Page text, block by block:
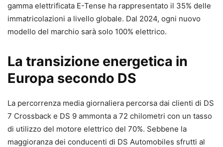
gamma elettrificata E-Tense ha rappresentato il 35% delle
immatricolazioni a livello globale. Dal 2024, ogni nuovo
modello del marchio sarà solo 100% elettrico.
La transizione energetica in
Europa secondo DS
La percorrenza media giornaliera percorsa dai clienti di DS
7 Crossback e DS 9 ammonta a 72 chilometri con un tasso
di utilizzo del motore elettrico del 70%. Sebbene la
maggioranza dei conducenti di DS Automobiles sfrutti al